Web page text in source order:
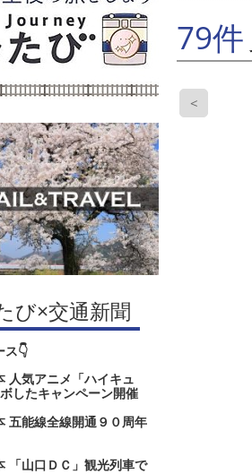
び×交通新聞
ス👇
人気アニメ「ハイキュ
したキャンペーン開催
五能線全線開通９０周年
「山口ＤＣ」観光列車で
79件
<